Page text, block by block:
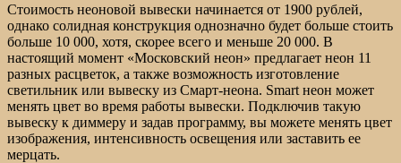
Стоимость неоновой вывески начинается от 1900 рублей,
однако солидная конструкция однозначно будет больше стоить
больше 10 000, хотя, скорее всего и меньше 20 000. В
настоящий момент «Московский неон» предлагает неон 11
разных расцветок, а также возможность изготовление
светильник или вывеску из Смарт-неона. Smart неон может
менять цвет во время работы вывески. Подключив такую
вывеску к диммеру и задав программу, вы можете менять цвет
изображения, интенсивность освещения или заставить ее
мерцать.